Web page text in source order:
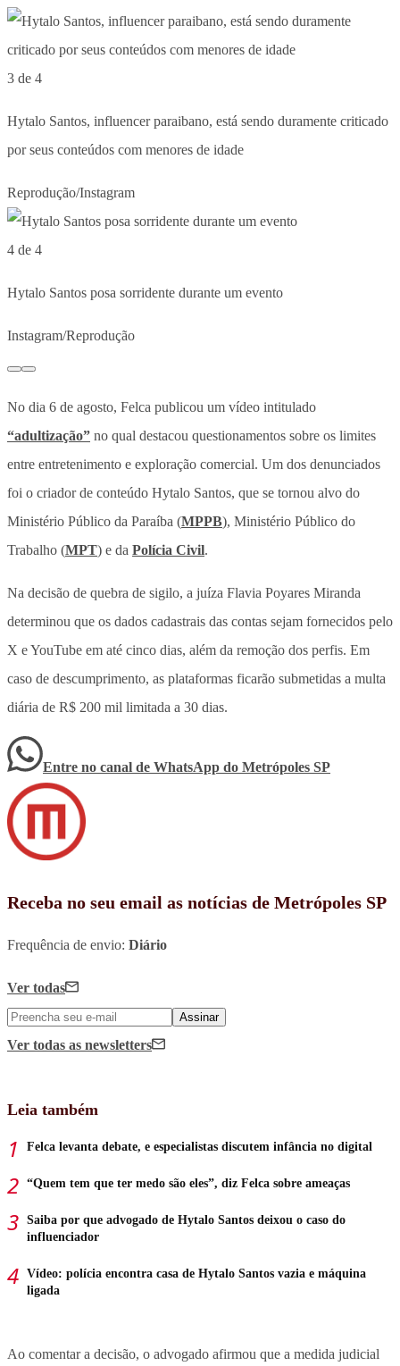
3 de 4
Hytalo Santos, influencer paraibano, está sendo duramente criticado
por seus conteúdos com menores de idade
Reprodução/Instagram
4 de 4
Hytalo Santos posa sorridente durante um evento
Instagram/Reprodução
No dia 6 de agosto, Felca publicou um vídeo intitulado
“adultização” no qual destacou questionamentos sobre os limites
entre entretenimento e exploração comercial. Um dos denunciados
foi o criador de conteúdo Hytalo Santos, que se tornou alvo do
Ministério Público da Paraíba (MPPB), Ministério Público do
Trabalho (MPT) e da Polícia Civil.
Na decisão de quebra de sigilo, a juíza Flavia Poyares Miranda
determinou que os dados cadastrais das contas sejam fornecidos pelo
X e YouTube em até cinco dias, além da remoção dos perfis. Em
caso de descumprimento, as plataformas ficarão submetidas a multa
diária de R$ 200 mil limitada a 30 dias.
Entre no canal de WhatsApp do Metrópoles SP
Receba no seu email as notícias de Metrópoles SP
Frequência de envio: Diário
Ver todas
Assinar
Ver todas as newsletters
Leia também
Felca levanta debate, e especialistas discutem infância no digital
“Quem tem que ter medo são eles”, diz Felca sobre ameaças
Saiba por que advogado de Hytalo Santos deixou o caso do
influenciador
Vídeo: polícia encontra casa de Hytalo Santos vazia e máquina
ligada
Ao comentar a decisão, o advogado afirmou que a medida judicial